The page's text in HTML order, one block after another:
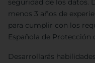
seguridad de los datos.
menos 3 años de
para cumplir con los
Española de Protección
Desarrollarás